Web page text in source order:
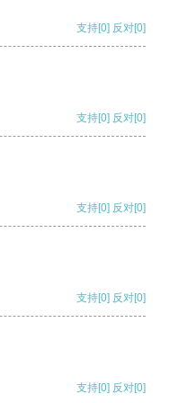
支持[0] 反对[0]
支持[0] 反对[0]
支持[0] 反对[0]
支持[0] 反对[0]
支持[0] 反对[0]